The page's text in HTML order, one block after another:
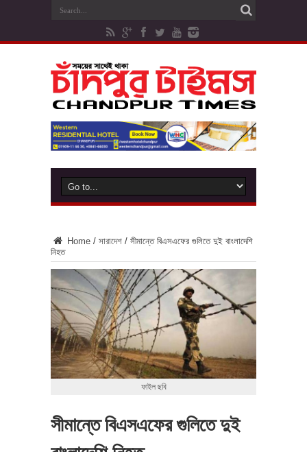
Home / সারাদেশ / সীমান্তে বিএসএফের গুলিতে দুই বাংলাদেশি
নিহত
ফাইল ছবি
সীমান্তে বিএসএফের গুলিতে দুই